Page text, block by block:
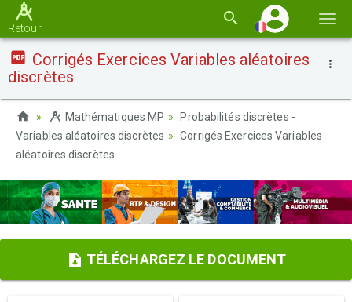
la
Retour
Corrigés Exercices Variables aléatoires
discrètes
Mathématiques MP
Probabilités discrètes -
Variables aléatoires discrètes
Corrigés Exercices Variables
aléatoires discrètes
TÉLÉCHARGEZ LE DOCUMENT